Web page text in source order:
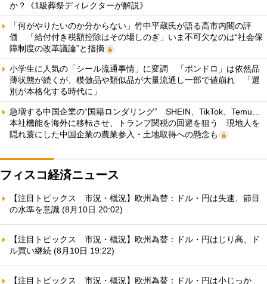
か？《1級葬祭ディレクターが解説》
「何がやりたいのか分からない」竹中平蔵氏が語る高市内閣の評
価 「給付付き税額控除はその場しのぎ」いま不可欠なのは“社会保
障制度の改革議論”と指摘
小学生に人気の「シール流通事情」に変調 「ボンドロ」は依然品
薄状態が続くが、模倣品や類似品が大量流通し一部で値崩れ 「選
別が本格化する時代に」
急増する中国企業の“国籍ロンダリング” SHEIN、TikTok、Temu…
本社機能を海外に移転させ、トランプ関税の回避を狙う 現地人を
隠れ蓑にした中国企業の農業参入・土地取得への懸念も
フィスコ経済ニュース
【注目トピックス 市況・概況】欧州為替：ドル・円は失速、節目
の水準を意識 (8月10日 20:02)
【注目トピックス 市況・概況】欧州為替：ドル・円はじり高、ド
ル買い継続 (8月10日 19:22)
【注目トピックス 市況・概況】欧州為替：ドル・円は小じっか